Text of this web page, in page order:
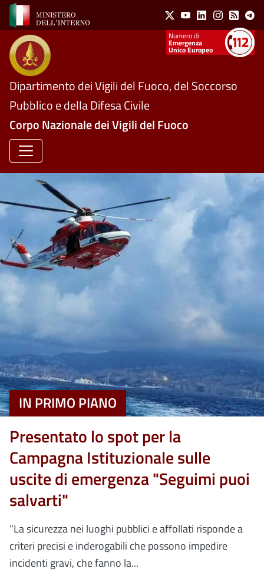
Salta al contenuto principale Social Menu
X YoutubeLinkedinInstagram
Feed
Numeri utili
Emergenza
Unico Europeo
Dipartimento dei Vigili del Fuoco, del Soccorso
Pubblico e della Difesa Civile
Corpo Nazionale dei Vigili del Fuoco
IN PRIMO PIANO
Presentato lo spot per la
Campagna Istituzionale sulle
uscite di emergenza "Seguimi puoi
salvarti"
“La sicurezza nei luoghi pubblici e affollati risponde a
criteri precisi e inderogabili che possono impedire
incidenti gravi, che fanno la...